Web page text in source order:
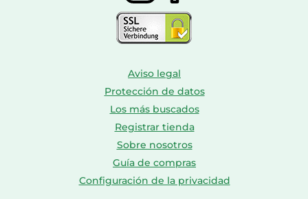
Aviso legal
Protección de datos
Los más buscados
Registrar tienda
Sobre nosotros
Guía de compras
Configuración de la privacidad